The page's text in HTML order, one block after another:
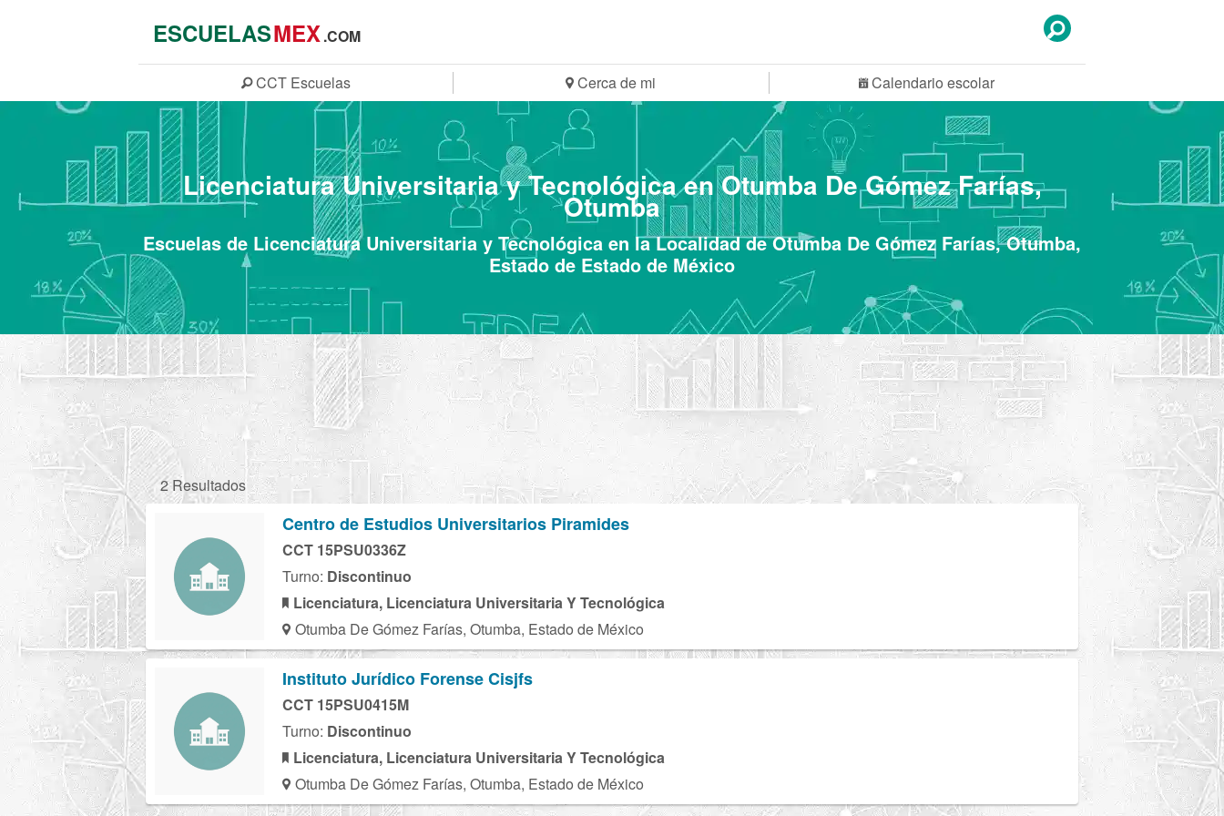
ESCUELASMEX.COM
CCT Escuelas Cerca de mi Calendario escolar
Licenciatura Universitaria y Tecnológica en Otumba De Gómez Farías,
Otumba
Escuelas de Licenciatura Universitaria y Tecnológica en la Localidad de Otumba De Gómez Farías, Otumba,
Estado de Estado de México
2 Resultados
Centro de Estudios Universitarios Piramides
CCT 15PSU0336Z
Turno: Discontinuo
Licenciatura, Licenciatura Universitaria Y Tecnológica
Otumba De Gómez Farías, Otumba, Estado de México
Instituto Jurídico Forense Cisjfs
CCT 15PSU0415M
Turno: Discontinuo
Licenciatura, Licenciatura Universitaria Y Tecnológica
Otumba De Gómez Farías, Otumba, Estado de México